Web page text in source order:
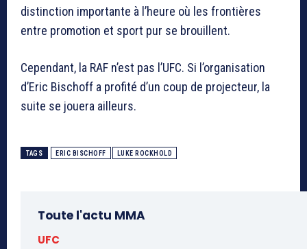
distinction importante à l’heure où les frontières
entre promotion et sport pur se brouillent.
Cependant, la RAF n’est pas l’UFC. Si l’organisation
d’Eric Bischoff a profité d’un coup de projecteur, la
suite se jouera ailleurs.
TAGS ERIC BISCHOFF LUKE ROCKHOLD
Toute l'actu MMA
UFC